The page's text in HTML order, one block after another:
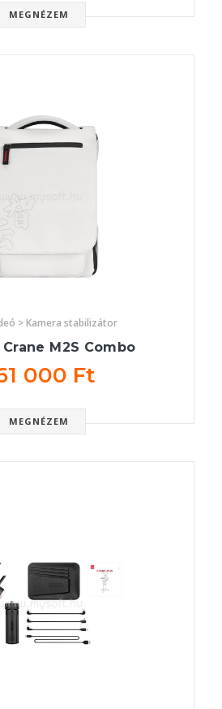
MEGNÉZEM
> Kamera stabilizátor
Crane M2S Combo
000 Ft
MEGNÉZEM